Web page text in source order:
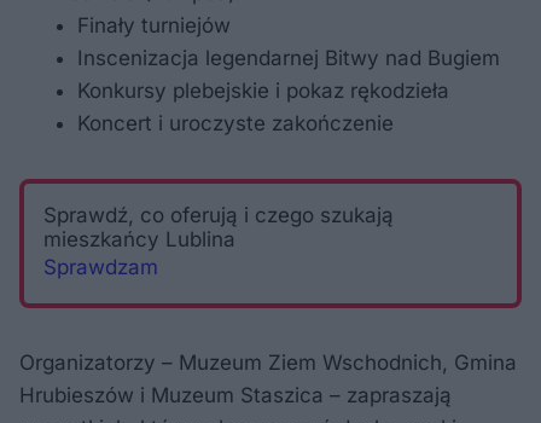
Finały turniejów
Inscenizacja legendarnej Bitwy nad Bugiem
Konkursy plebejskie i pokaz rękodzieła
Koncert i uroczyste zakończenie
Sprawdź, co oferują i czego szukają
mieszkańcy Lublina
Sprawdzam
Organizatorzy – Muzeum Ziem Wschodnich, Gmina
Hrubieszów i Muzeum Staszica – zapraszają